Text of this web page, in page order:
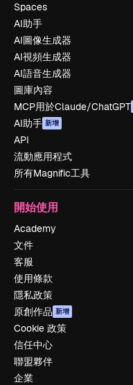
Spaces
AI助手
AI圖像生成器
AI視頻生成器
AI語音生成器
圖庫內容
MCP用於Claude/ChatGPT
AI助手 新增
API
流動應用程式
所有Magnific工具
開始使用
Academy
文件
客服
使用條款
隱私政策
原創作品 新增
Cookie 政策
信任中心
聯盟夥伴
企業